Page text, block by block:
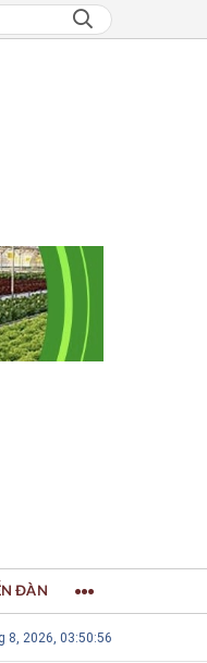
TRAI, SƠN MÀI CHUYÊN
8, 2026, 03:50:57
ĐÀN